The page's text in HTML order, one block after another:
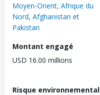
Moyen-Orient, Afrique du
Nord, Afghanistan et
Pakistan
Montant engagé
USD 16.00 millions
Risque environnemental